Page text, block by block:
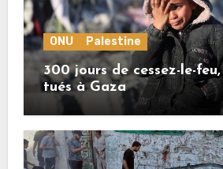
ONU Palestine
300 jours de cessez-le-
tués à Gaza